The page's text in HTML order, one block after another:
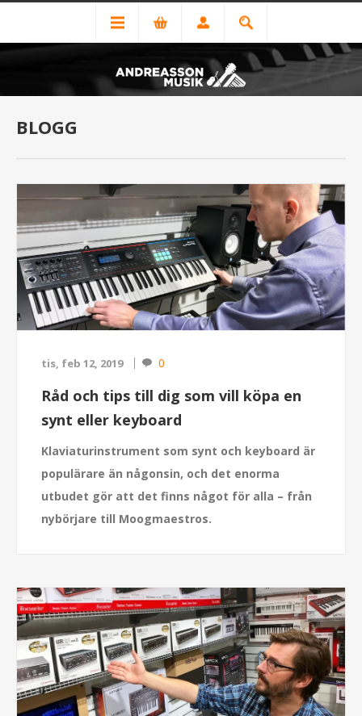
BLOGG
tis, feb 12, 2019 0
Råd och tips till dig som vill köpa en
synt eller keyboard
Klaviaturinstrument som synt och keyboard är
populärare än någonsin, och det enorma
utbudet gör att det finns något för alla – från
nybörjare till Moogmaestros.